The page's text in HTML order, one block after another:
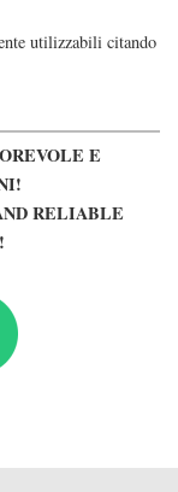
utilizzabili citando
E
RELIABLE